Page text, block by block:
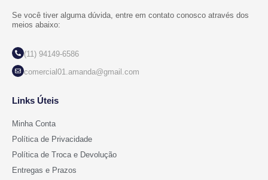
Se você tiver alguma dúvida, entre em contato conosco através dos
meios abaixo:
(11) 94149-6586
comercial01.amanda@gmail.com
Links Úteis
Minha Conta
Política de Privacidade
Política de Troca e Devolução
Entregas e Prazos